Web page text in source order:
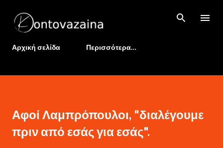
Αρχική σελίδα Περισσότερα…
Αφοί Λαμπρόπουλοι, "διαλέγουμε
πριν από εσάς για εσάς".